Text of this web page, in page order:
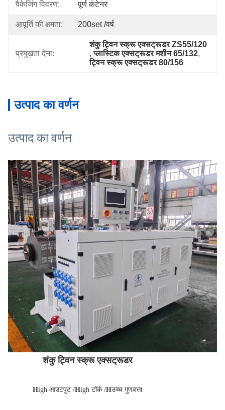
पैकेजिंग विवरण: पूर्ण कंटेनर
आपूर्ति की क्षमता: 200set /वर्ष
प्रमुखता देना:
शंकु ट्विन स्क्रू एक्सट्रूडर ZS55/120
, प्लास्टिक एक्सट्रूडर मशीन 65/132,
ट्विन स्क्रू एक्सट्रूडर 80/156
उत्पाद का वर्णन
उत्पाद का वर्णन
शंकु ट्विन स्क्रू एक्सट्रूडर
High आउटपुट /High टॉर्क /Hउच्च गुणवत्ता